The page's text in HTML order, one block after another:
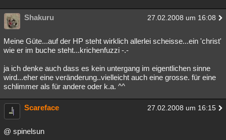
Shakuru 27.02.2008 um 16:08
Meine Güte...auf der HP steht wirklich allerlei scheisse...ein 'christ'
wie er im buche steht...krichenfuzzi -.-
ja ich denke auch dass es kein untergang im eigentlichen sinne
wird...eher eine veränderung..vielleicht auch eine grosse. für eine
schlimmer als für andere oder k.a. ^^
Scareface 27.02.2008 um 16:15
@ spinelsun